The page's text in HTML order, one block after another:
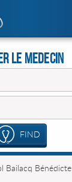
le Medecin
FIND
Bailacq Bénédicte